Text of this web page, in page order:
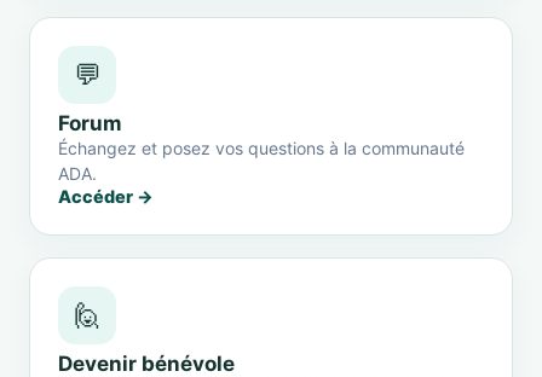
💬
Forum
Échangez et posez vos questions à la communauté
ADA.
Accéder →
🙋
Devenir bénévole